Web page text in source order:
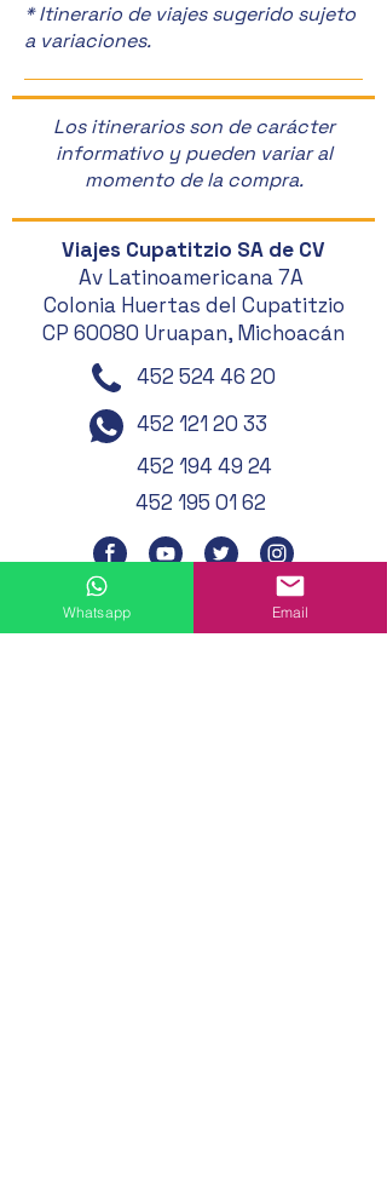
* Itinerario de viajes sugerido sujeto
a variaciones.
Los itinerarios son de carácter
informativo y pueden variar al
momento de la compra.
Viajes Cupatitzio SA de CV
Av Latinoamericana 7A
Colonia Huertas del Cupatitzio
CP 60080 Uruapan, Michoacán
452 524 46 20
452 121 20 33
452 194 49 24
452 195 01 62
Whatsapp Email